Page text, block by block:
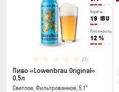
Горечь
19 IBU
Плотность
12 %
(0)
Пиво «Lowenbrau Original»
0.5л
Светлое, Фильтрованное, 5.1°